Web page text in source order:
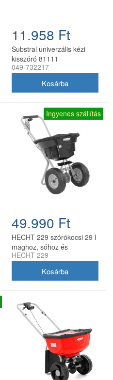
11.958 Ft
Substral univerzális kézi
kisszóró 81111
049-732217
Ingyenes szállítás
49.990 Ft
HECHT 229 szórókocsi 29 l
maghoz, sóhoz és
műtrágyához
HECHT 229